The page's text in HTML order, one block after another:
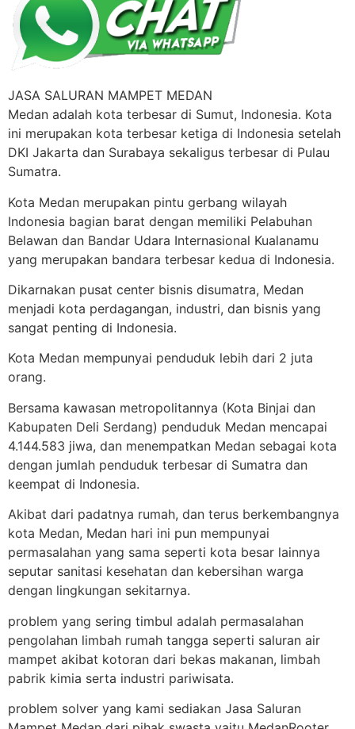
JASA SALURAN MAMPET MEDAN
Medan adalah kota terbesar di Sumut, Indonesia. Kota
ini merupakan kota terbesar ketiga di Indonesia setelah
DKI Jakarta dan Surabaya sekaligus terbesar di Pulau
Sumatra.
Kota Medan merupakan pintu gerbang wilayah
Indonesia bagian barat dengan memiliki Pelabuhan
Belawan dan Bandar Udara Internasional Kualanamu
yang merupakan bandara terbesar kedua di Indonesia.
Dikarnakan pusat center bisnis disumatra, Medan
menjadi kota perdagangan, industri, dan bisnis yang
sangat penting di Indonesia.
Kota Medan mempunyai penduduk lebih dari 2 juta
orang.
Bersama kawasan metropolitannya (Kota Binjai dan
Kabupaten Deli Serdang) penduduk Medan mencapai
4.144.583 jiwa, dan menempatkan Medan sebagai kota
dengan jumlah penduduk terbesar di Sumatra dan
keempat di Indonesia.
Akibat dari padatnya rumah, dan terus berkembangnya
kota Medan, Medan hari ini pun mempunyai
permasalahan yang sama seperti kota besar lainnya
seputar sanitasi kesehatan dan kebersihan warga
dengan lingkungan sekitarnya.
problem yang sering timbul adalah permasalahan
pengolahan limbah rumah tangga seperti saluran air
mampet akibat kotoran dari bekas makanan, limbah
pabrik kimia serta industri pariwisata.
problem solver yang kami sediakan Jasa Saluran